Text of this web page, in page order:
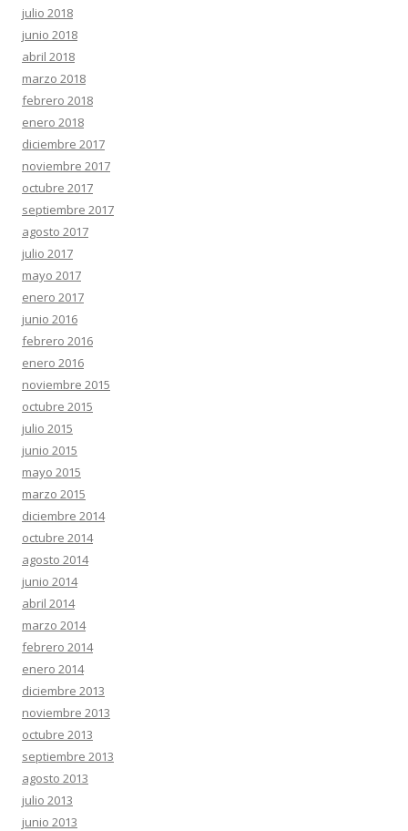
julio 2018
junio 2018
abril 2018
marzo 2018
febrero 2018
enero 2018
diciembre 2017
noviembre 2017
octubre 2017
septiembre 2017
agosto 2017
julio 2017
mayo 2017
enero 2017
junio 2016
febrero 2016
enero 2016
noviembre 2015
octubre 2015
julio 2015
junio 2015
mayo 2015
marzo 2015
diciembre 2014
octubre 2014
agosto 2014
junio 2014
abril 2014
marzo 2014
febrero 2014
enero 2014
diciembre 2013
noviembre 2013
octubre 2013
septiembre 2013
agosto 2013
julio 2013
junio 2013